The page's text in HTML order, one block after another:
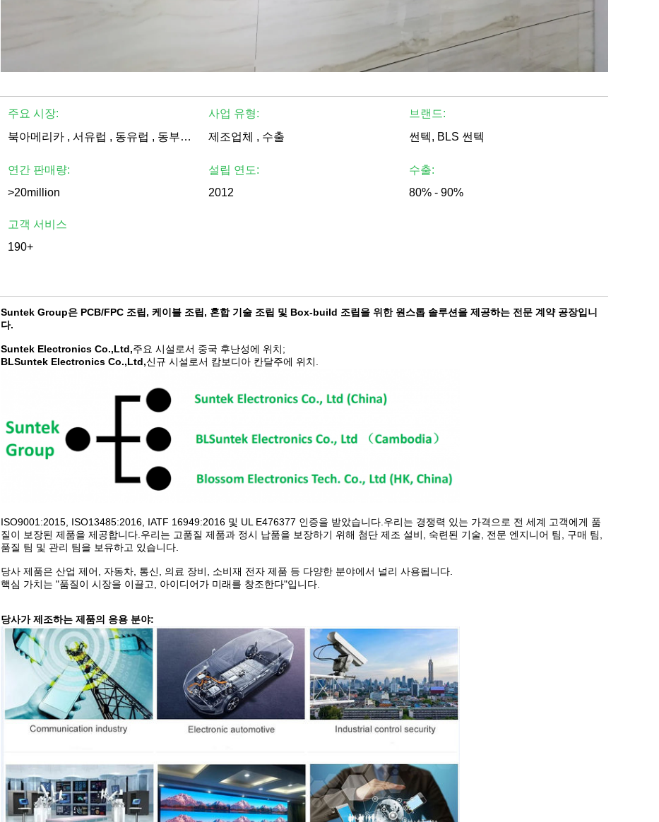
주요 시장:
북아메리카 , 서유럽 , 동유럽 , 동부 아시아 , 동남 아시아 , 중동 , 아프리카 , 오세아니아 , 전세계
사업 유형:
제조업체 , 수출
브랜드:
썬텍, BLS 썬텍
연간 판매량:
>20million
설립 연도:
2012
수출:
80% - 90%
고객 서비스
190+
Suntek Group은 PCB/FPC 조립, 케이블 조립, 혼합 기술 조립 및 Box-build 조립을 위한 원스톱 솔루션을 제공하는 전문 계약 공장입니
다.
Suntek Electronics Co.,Ltd,주요 시설로서 중국 후난성에 위치;
BLSuntek Electronics Co.,Ltd,신규 시설로서 캄보디아 칸달주에 위치.
ISO9001:2015, ISO13485:2016, IATF 16949:2016 및 UL E476377 인증을 받았습니다. 우리는 경쟁력 있는 가격으로 전 세계 고객에게 품
질이 보장된 제품을 제공합니다. 우리는 고품질 제품과 정시 납품을 보장하기 위해 첨단 제조 설비, 숙련된 기술, 전문 엔지니어 팀, 구매 팀,
품질 팀 및 관리 팀을 보유하고 있습니다.
당사 제품은 산업 제어, 자동차, 통신, 의료 장비, 소비재 전자 제품 등 다양한 분야에서 널리 사용됩니다.
핵심 가치는 "품질이 시장을 이끌고, 아이디어가 미래를 창조한다"입니다.
당사가 제조하는 제품의 응용 분야: